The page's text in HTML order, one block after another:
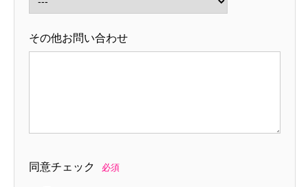
その他お問い合わせ
同意チェック 必須